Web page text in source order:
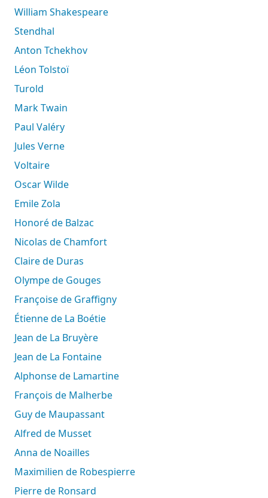
William Shakespeare
Stendhal
Anton Tchekhov
Léon Tolstoï
Turold
Mark Twain
Paul Valéry
Jules Verne
Voltaire
Oscar Wilde
Emile Zola
Honoré de Balzac
Nicolas de Chamfort
Claire de Duras
Olympe de Gouges
Françoise de Graffigny
Étienne de La Boétie
Jean de La Bruyère
Jean de La Fontaine
Alphonse de Lamartine
François de Malherbe
Guy de Maupassant
Alfred de Musset
Anna de Noailles
Maximilien de Robespierre
Pierre de Ronsard